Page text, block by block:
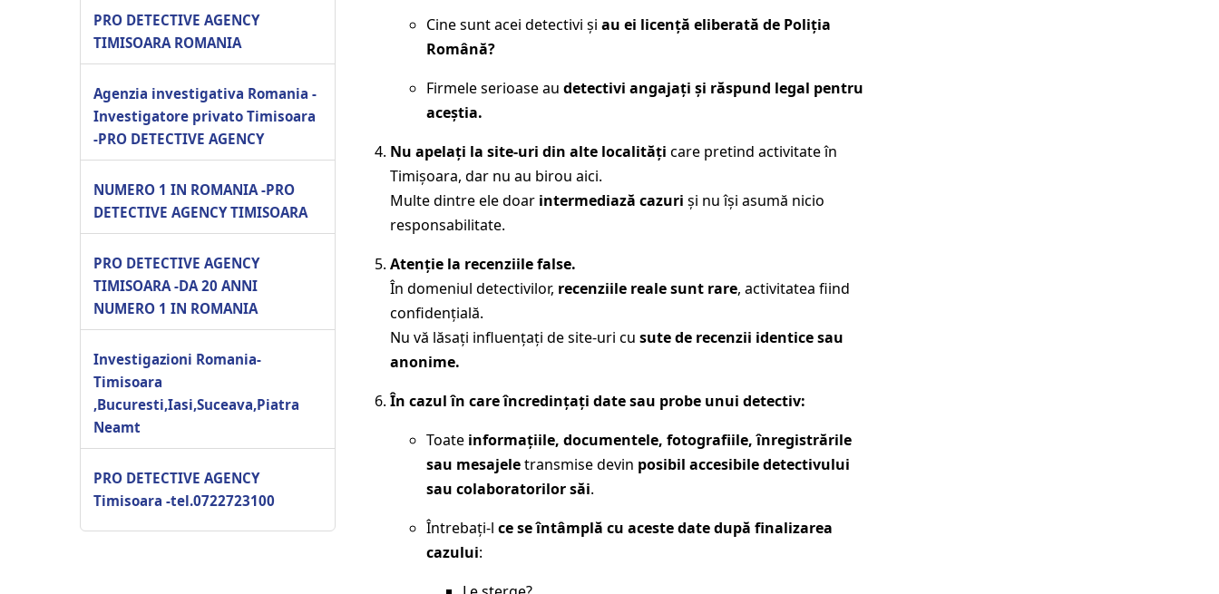
PRO DETECTIVE AGENCY
TIMISOARA ROMANIA
Agenzia investigativa Romania -
Investigatore privato Timisoara
-PRO DETECTIVE AGENCY
NUMERO 1 IN ROMANIA -PRO
DETECTIVE AGENCY TIMISOARA
PRO DETECTIVE AGENCY
TIMISOARA -DA 20 ANNI
NUMERO 1 IN ROMANIA
Investigazioni Romania-
Timisoara
,Bucuresti,Iasi,Suceava,Piatra
Neamt
PRO DETECTIVE AGENCY
Timisoara -tel.0722723100
Cine sunt acei detectivi și au ei licență eliberată de Poliția
Română?
Firmele serioase au detectivi angajați și răspund legal pentru
aceștia.
Nu apelați la site-uri din alte localități care pretind activitate în
Timișoara, dar nu au birou aici.
Multe dintre ele doar intermediază cazuri și nu își asumă nicio
responsabilitate.
Atenție la recenziile false.
În domeniul detectivilor, recenziile reale sunt rare, activitatea fiind
confidențială.
Nu vă lăsați influențați de site-uri cu sute de recenzii identice sau
anonime.
În cazul în care încredințați date sau probe unui detectiv:
Toate informațiile, documentele, fotografiile, înregistrările
sau mesajeletransmise devin posibil accesibile detectivului
sau colaboratorilor săi.
Întrebați-l ce se întâmplă cu aceste date după finalizarea
cazului: